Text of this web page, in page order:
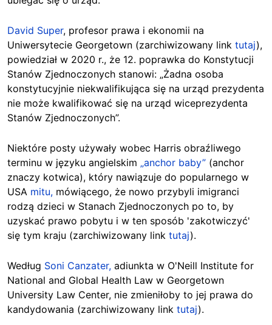
David Super, profesor prawa i ekonomii na
Uniwersytecie Georgetown (zarchiwizowany link tutaj),
powiedział w 2020 r., że 12. poprawka do Konstytucji
Stanów Zjednoczonych stanowi: „Żadna osoba
konstytucyjnie niekwalifikująca się na urząd prezydenta
nie może kwalifikować się na urząd wiceprezydenta
Stanów Zjednoczonych”.
Niektóre posty używały wobec Harris obraźliwego
terminu w języku angielskim „anchor baby” (anchor
znaczy kotwica), który nawiązuje do popularnego w
USA mitu, mówiącego, że nowo przybyli imigranci
rodzą dzieci w Stanach Zjednoczonych po to, by
uzyskać prawo pobytu i w ten sposób 'zakotwiczyć'
się tym kraju (zarchiwizowany link tutaj).
Według Soni Canzater, adiunkta w O'Neill Institute for
National and Global Health Law w Georgetown
University Law Center, nie zmieniłoby to jej prawa do
kandydowania (zarchiwizowany link tutaj).